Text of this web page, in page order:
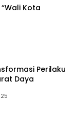
Kota
Perilaku
Daya